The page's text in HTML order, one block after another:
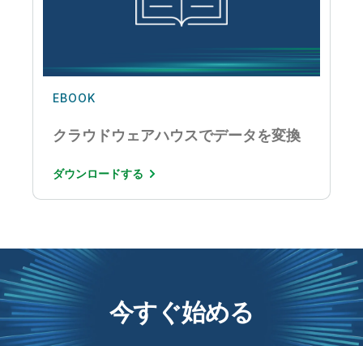
EBOOK
クラウドウェアハウスでデータを変換
ダウンロードする
今すぐ始める